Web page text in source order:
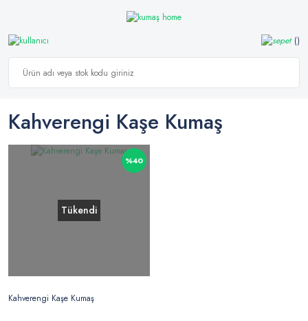
Kahverengi Kaşe Kumaş
%40
Tükendi
Kahverengi Kaşe Kumaş